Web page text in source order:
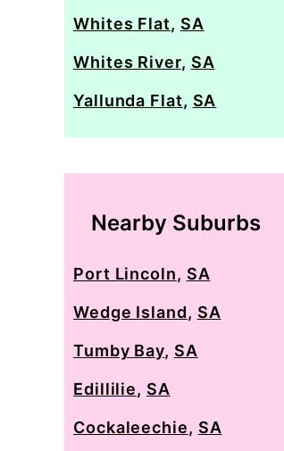
Whites Flat, SA
Whites River, SA
Yallunda Flat, SA
Nearby Suburbs
Port Lincoln, SA
Wedge Island, SA
Tumby Bay, SA
Edillilie, SA
Cockaleechie, SA